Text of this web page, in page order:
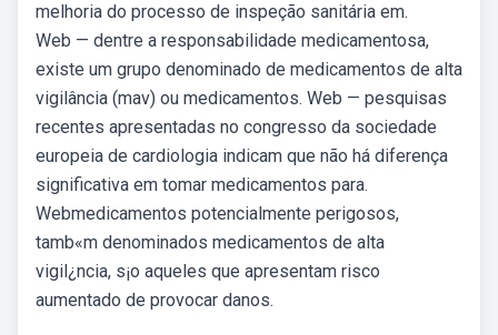
melhoria do processo de inspeção sanitária em.
Web — dentre a responsabilidade medicamentosa,
existe um grupo denominado de medicamentos de alta
vigilância (mav) ou medicamentos. Web — pesquisas
recentes apresentadas no congresso da sociedade
europeia de cardiologia indicam que não há diferença
significativa em tomar medicamentos para.
Webmedicamentos potencialmente perigosos,
tamb«m denominados medicamentos de alta
vigil¿ncia, s¡o aqueles que apresentam risco
aumentado de provocar danos.